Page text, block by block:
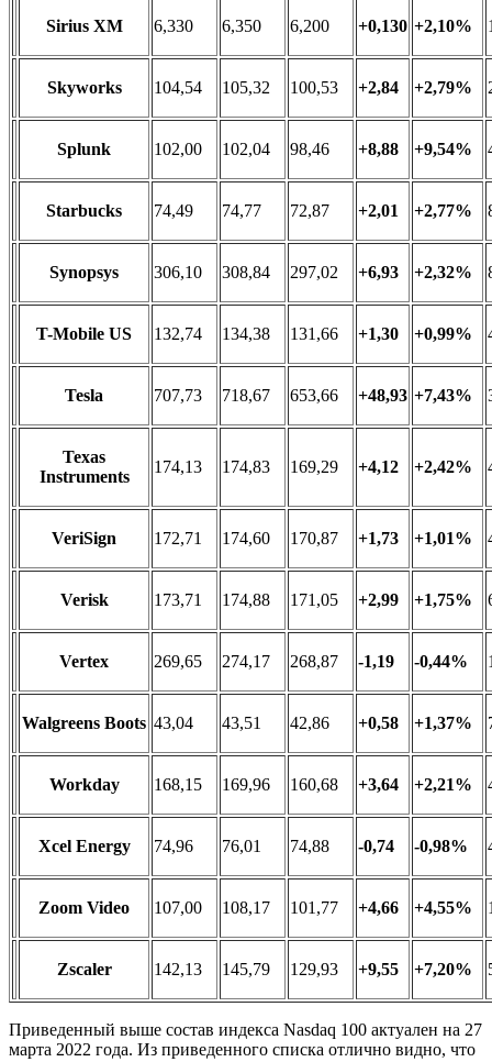
Sirius XM 6,330 6,350 6,200 +0,130 +2,10%
Skyworks 104,54 105,32 100,53 +2,84 +2,79%
Splunk 102,00 102,04 98,46 +8,88 +9,54%
Starbucks 74,49 74,77 72,87 +2,01 +2,77%
Synopsys 306,10 308,84 297,02 +6,93 +2,32%
T-Mobile US 132,74 134,38 131,66 +1,30 +0,99%
Tesla 707,73 718,67 653,66 +48,93 +7,43%
Texas
Instruments
174,13 174,83 169,29 +4,12 +2,42%
VeriSign 172,71 174,60 170,87 +1,73 +1,01%
Verisk 173,71 174,88 171,05 +2,99 +1,75%
Vertex 269,65 274,17 268,87 -1,19 -0,44%
Walgreens Boots 43,04 43,51 42,86 +0,58 +1,37%
Workday 168,15 169,96 160,68 +3,64 +2,21%
Xcel Energy 74,96 76,01 74,88 -0,74 -0,98%
Zoom Video 107,00 108,17 101,77 +4,66 +4,55%
Zscaler 142,13 145,79 129,93 +9,55 +7,20%
Приведенный выше состав индекса Nasdaq 100 актуален на 27
марта 2022 года. Из приведенного списка отлично видно, что